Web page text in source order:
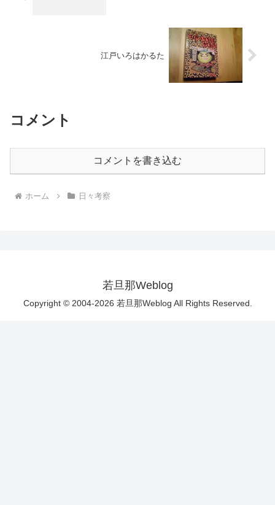
江戸いろはかるた
コメント
コメントを書き込む
ホーム 日々考察
若旦那Weblog
Copyright © 2004-2026 若旦那Weblog All Rights Reserved.